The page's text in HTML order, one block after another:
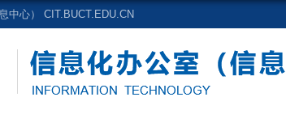
中心） CIT.BUCT.EDU.CN